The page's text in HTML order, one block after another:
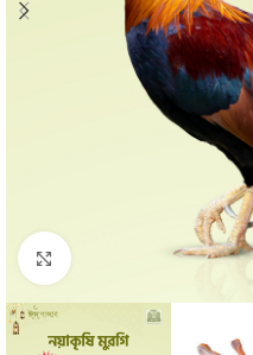
Click to enlarge